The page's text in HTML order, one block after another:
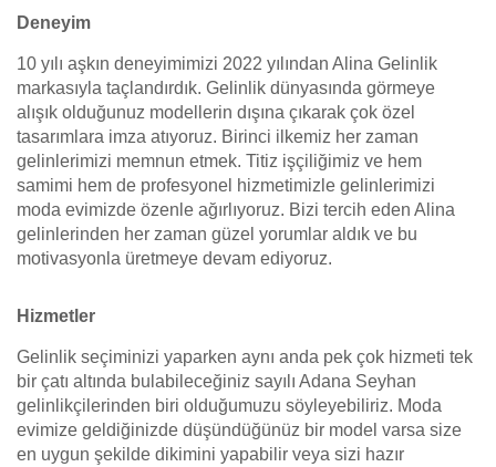
Deneyim
10 yılı aşkın deneyimimizi 2022 yılından Alina Gelinlik
markasıyla taçlandırdık. Gelinlik dünyasında görmeye
alışık olduğunuz modellerin dışına çıkarak çok özel
tasarımlara imza atıyoruz. Birinci ilkemiz her zaman
gelinlerimizi memnun etmek. Titiz işçiliğimiz ve hem
samimi hem de profesyonel hizmetimizle gelinlerimizi
moda evimizde özenle ağırlıyoruz. Bizi tercih eden Alina
gelinlerinden her zaman güzel yorumlar aldık ve bu
motivasyonla üretmeye devam ediyoruz.
Hizmetler
Gelinlik seçiminizi yaparken aynı anda pek çok hizmeti tek
bir çatı altında bulabileceğiniz sayılı Adana Seyhan
gelinlikçilerinden biri olduğumuzu söyleyebiliriz. Moda
evimize geldiğinizde düşündüğünüz bir model varsa size
en uygun şekilde dikimini yapabilir veya sizi hazır